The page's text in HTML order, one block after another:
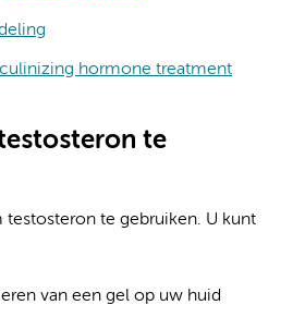
hormone treatment
te
testosteron te gebruiken. U kunt
van een gel op uw huid